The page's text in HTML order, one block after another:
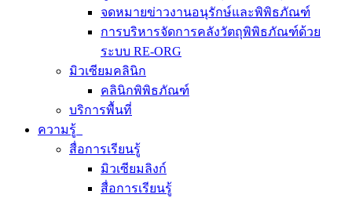
จดหมายข่าวงานอนุรักษ์และพิพิธภัณฑ์
การบริหารจัดการคลังวัตถุพิพิธภัณฑ์ด้วย
ระบบ RE-ORG
มิวเซียมคลินิก
คลินิกพิพิธภัณฑ์
บริการพื้นที่
ความรู้
สื่อการเรียนรู้
มิวเซียมลิงก์
สื่อการเรียนรู้